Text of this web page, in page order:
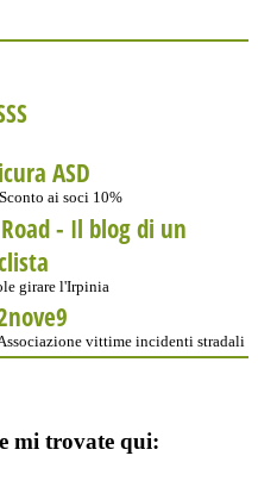
ASD
ai soci 10%
- Il blog di un
girare l'Irpinia
vittime incidenti stradali
mi trovate qui: